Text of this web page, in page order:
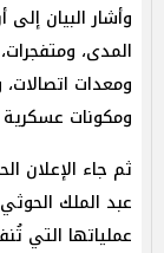
وأشار البيان
المدى،
ومعدات
ومكونات
ثم جاء الإعلان
عبد الملك
عملياتها التي